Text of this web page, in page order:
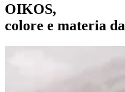
OIKOS,
colore e materia